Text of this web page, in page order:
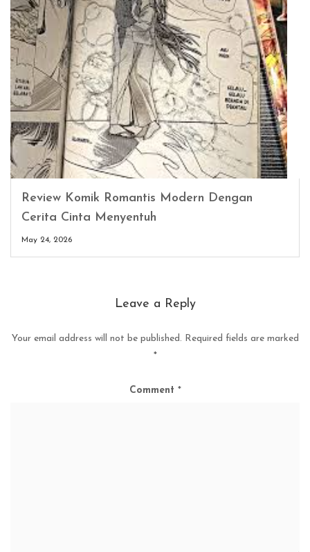
Review Komik Romantis Modern Dengan
Cerita Cinta Menyentuh
May 24, 2026
Leave a Reply
Your email address will not be published. Required fields are marked
*
Comment *